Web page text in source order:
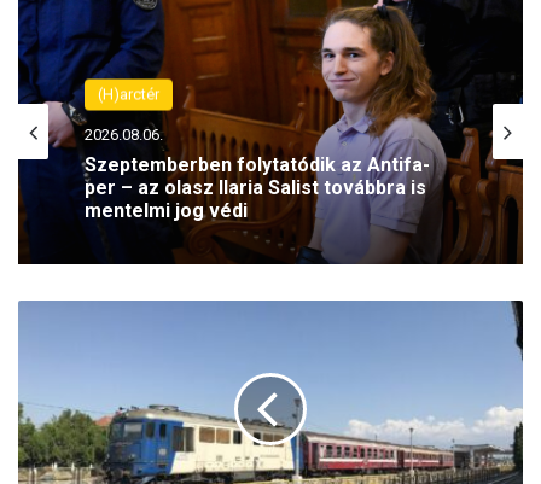
(H)arctér
2026.08.06.
Szeptemberben folytatódik az Antifa-
per – az olasz Ilaria Salist továbbra is
mentelmi jog védi
i
n
d